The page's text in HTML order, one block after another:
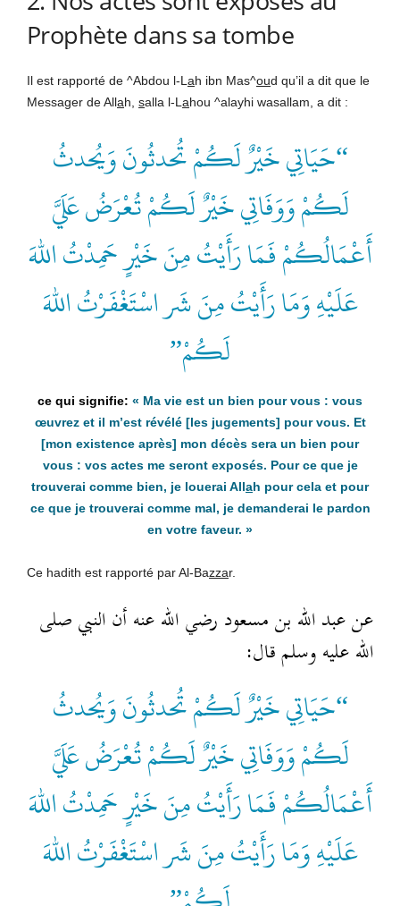
Prophète dans sa tombe
Il est rapporté de ^Abdou l-L ah ibn Mas^oud qu’il a dit que le
Messager de Allah, salla l-L ahou ^alayhi wasallam, a dit :
“حَيَاتِي خَيْرٌ لَكُمْ تُحدثُونَ وَيُحدثُ
لَكُمْ وَوَفَاتِي خَيْرٌ لَكُمْ تُعْرَضُ عَلَيَّ
أَعْمَالُكُمْ فَمَا رَأَيْتُ مِنَ خَيْرٍ حَمِدْتُ اللهَ
عَلَيْهِ وَمَا رَأَيْتُ مِنَ شَر اسْتَغْفَرْتُ اللهَ
لَكُمْ”
« Ma vie est un bien pour vous : vous
œuvrez et il m’est révélé [les jugements] pour vous. Et
[mon existence après] mon décès sera un bien pour
vous : vos actes me seront exposés. Pour ce que je
trouverai comme bien, je louerai Allah pour cela et pour
ce que je trouverai comme mal, je demanderai le pardon
en votre faveur. »
Ce hadith est rapporté par Al-Bazzar.
عن عبد الله بن مسعود رضي الله عنه أن النبي صلى
الله عليه وسلم قال:
“حَيَاتِي خَيْرٌ لَكُمْ تُحدثُونَ وَيُحدثُ
لَكُمْ وَوَفَاتِي خَيْرٌ لَكُمْ تُعْرَضُ عَلَيَّ
أَعْمَالُكُمْ فَمَا رَأَيْتُ مِنَ خَيْرٍ حَمِدْتُ اللهَ
عَلَيْهِ وَمَا رَأَيْتُ مِنَ شَر اسْتَغْفَرْتُ اللهَ